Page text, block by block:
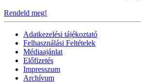
Rendeld meg!
Adatkezelési tájékoztató
Felhasználási Feltételek
Médiaajánlat
Előfizetés
Impresszum
Archívum